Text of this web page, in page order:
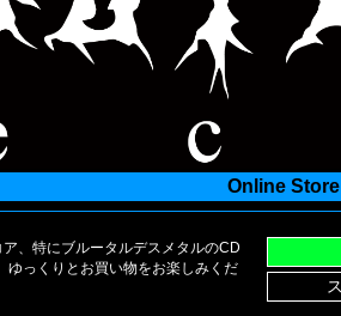
Online Store
、特にブルータルデスメタルのCD
っくりとお買い物をお楽しみくだ